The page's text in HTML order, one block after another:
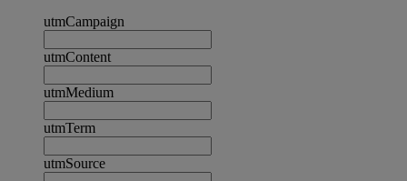
utmCampaign
utmContent
utmMedium
utmTerm
utmSource